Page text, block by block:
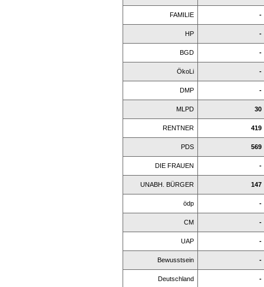
FAMILIE -
HP -
BGD -
ÖkoLi -
DMP -
MLPD 30
RENTNER 419
PDS 569
DIE FRAUEN -
UNABH. BÜRGER 147
ödp -
CM -
UAP -
Bewusstsein -
Deutschland -